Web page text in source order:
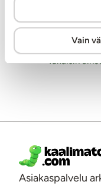
Vain
Takaisin
Asiakaspalvelu